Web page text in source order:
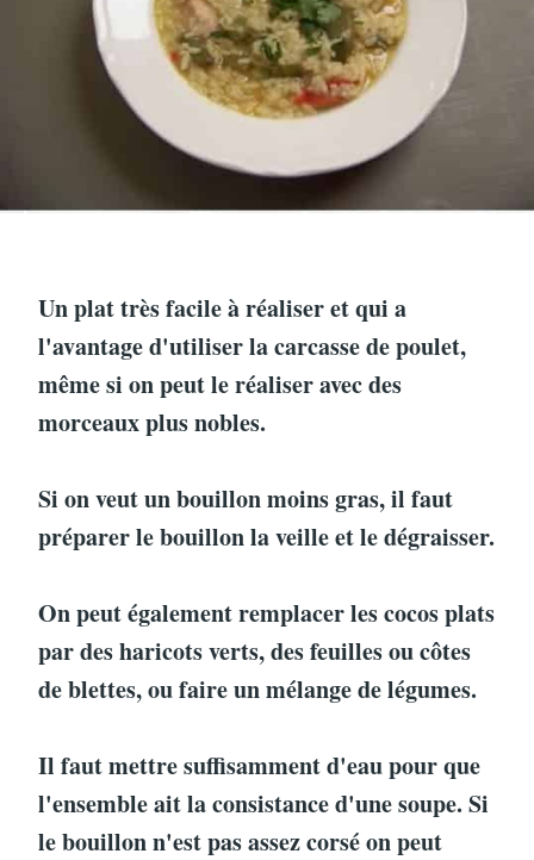
Un plat très facile à réaliser et qui a
l'avantage d'utiliser la carcasse de poulet,
même si on peut le réaliser avec des
morceaux plus nobles.
Si on veut un bouillon moins gras, il faut
préparer le bouillon la veille et le dégraisser.
On peut également remplacer les cocos plats
par des haricots verts, des feuilles ou côtes
de blettes, ou faire un mélange de légumes.
Il faut mettre suffisamment d'eau pour que
l'ensemble ait la consistance d'une soupe. Si
le bouillon n'est pas assez corsé on peut